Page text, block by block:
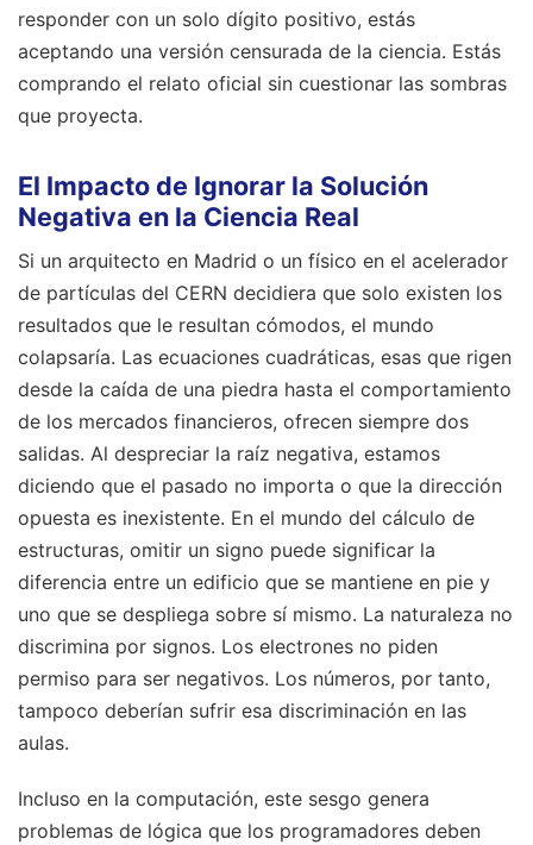
responder con un solo dígito positivo, estás
aceptando una versión censurada de la ciencia. Estás
comprando el relato oficial sin cuestionar las sombras
que proyecta.
El Impacto de Ignorar la Solución
Negativa en la Ciencia Real
Si un arquitecto en Madrid o un físico en el acelerador
de partículas del CERN decidiera que solo existen los
resultados que le resultan cómodos, el mundo
colapsaría. Las ecuaciones cuadráticas, esas que rigen
desde la caída de una piedra hasta el comportamiento
de los mercados financieros, ofrecen siempre dos
salidas. Al despreciar la raíz negativa, estamos
diciendo que el pasado no importa o que la dirección
opuesta es inexistente. En el mundo del cálculo de
estructuras, omitir un signo puede significar la
diferencia entre un edificio que se mantiene en pie y
uno que se despliega sobre sí mismo. La naturaleza no
discrimina por signos. Los electrones no piden
permiso para ser negativos. Los números, por tanto,
tampoco deberían sufrir esa discriminación en las
aulas.
Incluso en la computación, este sesgo genera
problemas de lógica que los programadores deben